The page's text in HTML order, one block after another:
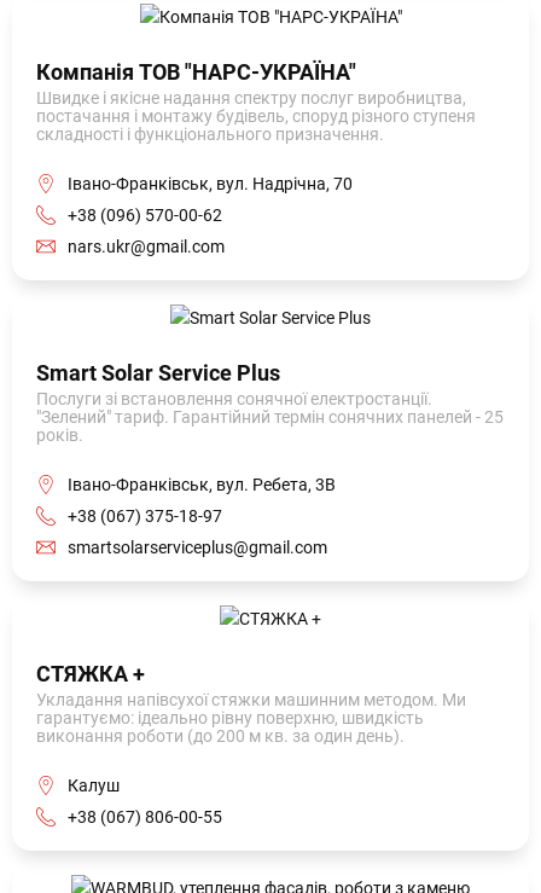
Компанія ТОВ "НАРС-УКРАЇНА"
Швидке і якісне надання спектру послуг виробництва,
постачання і монтажу будівель, споруд різного ступеня
складності і функціонального призначення.
Івано-Франківськ, вул. Надрічна, 70
+38 (096) 570-00-62
nars.ukr@gmail.com
Smart Solar Service Plus
Послуги зі встановлення сонячної електростанції.
"Зелений" тариф. Гарантійний термін сонячних панелей - 25
років.
Івано-Франківськ, вул. Ребета, 3В
+38 (067) 375-18-97
smartsolarserviceplus@gmail.com
СТЯЖКА +
Укладання напівсухої стяжки машинним методом. Ми
гарантуємо: ідеально рівну поверхню, швидкість
виконання роботи (до 200 м кв. за один день).
Калуш
+38 (067) 806-00-55